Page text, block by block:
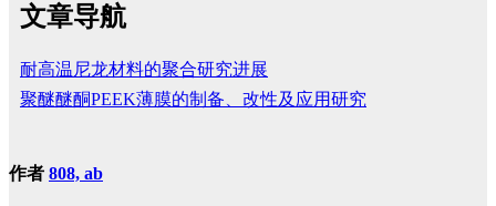
文章导航
耐高温尼龙材料的聚合研究进展
聚醚醚酮PEEK薄膜的制备、改性及应用研究
作者 808, ab